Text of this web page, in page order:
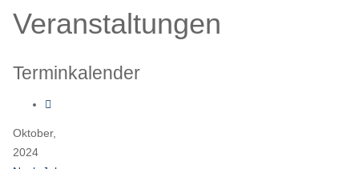
Veranstaltungen
Terminkalender
Oktober,
2024